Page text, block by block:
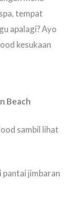
tempat
apalagi? Ayo
kesukaan
Beach